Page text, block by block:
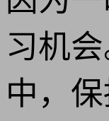
习机
中，